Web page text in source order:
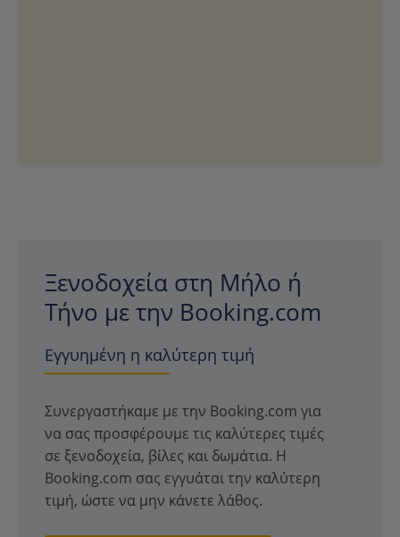
Ξενοδοχεία στη Μήλο ή
Τήνο με την Booking.com
Εγγυημένη η καλύτερη τιμή
Συνεργαστήκαμε με την Booking.com για
να σας προσφέρουμε τις καλύτερες τιμές
σε ξενοδοχεία, βίλες και δωμάτια. Η
Booking.com σας εγγυάται την καλύτερη
τιμή, ώστε να μην κάνετε λάθος.